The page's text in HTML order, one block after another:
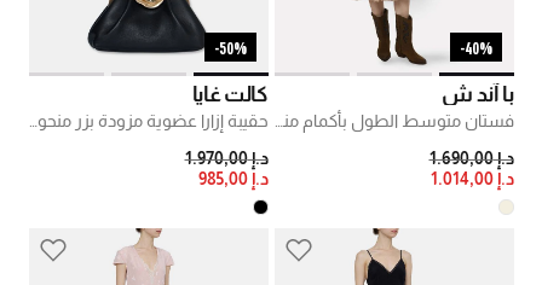
40%-
با آند ش
PRICE REDUCED FROM
د.إ 1.690,00
TO
د.إ 1.014,00
50%-
كالت غايا
PRICE REDUCED FROM
د.إ 1.970,00
د.إ 985,00